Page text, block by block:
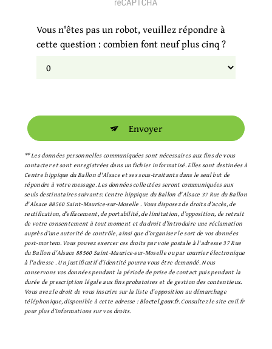
Vous n'êtes pas un robot, veuillez répondre à
cette question : combien font neuf plus cinq ?
Envoyer
** Les données personnelles communiquées sont nécessaires aux fins de vous
contacter et sont enregistrées dans un fichier informatisé. Elles sont destinées à
Centre hippique du Ballon d'Alsace et ses sous-traitants dans le seul but de
répondre à votre message. Les données collectées seront communiquées aux
seuls destinataires suivants: Centre hippique du Ballon d'Alsace 37 Rue du Ballon
d'Alsace 88560 Saint-Maurice-sur-Moselle . Vous disposez de droits d’accès, de
rectification, d’effacement, de portabilité, de limitation, d’opposition, de retrait
de votre consentement à tout moment et du droit d’introduire une réclamation
auprès d’une autorité de contrôle, ainsi que d’organiser le sort de vos données
post-mortem. Vous pouvez exercer ces droits par voie postale à l'adresse 37 Rue
du Ballon d'Alsace 88560 Saint-Maurice-sur-Moselle ou par courrier électronique
à l'adresse . Un justificatif d'identité pourra vous être demandé. Nous
conservons vos données pendant la période de prise de contact puis pendant la
durée de prescription légale aux fins probatoires et de gestion des contentieux.
Vous avez le droit de vous inscrire sur la liste d'opposition au démarchage
téléphonique, disponible à cette adresse :Bloctel.gouv.fr. Consultez le site cnil.fr
pour plus d’informations sur vos droits.